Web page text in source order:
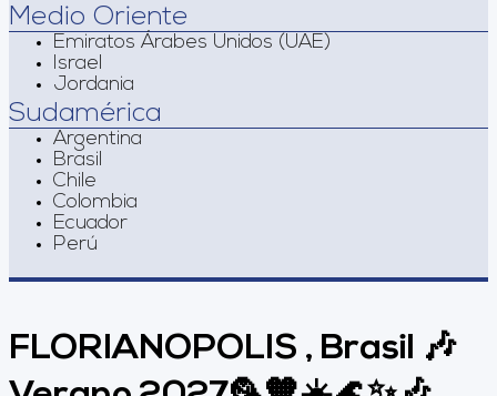
Medio Oriente
Emiratos Árabes Unidos (UAE)
Israel
Jordania
Sudamérica
Argentina
Brasil
Chile
Colombia
Ecuador
Perú
FLORIANOPOLIS , Brasil 🎶